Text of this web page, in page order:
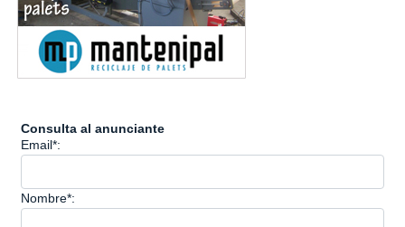
Consulta al anunciante
Email*:
Nombre*: